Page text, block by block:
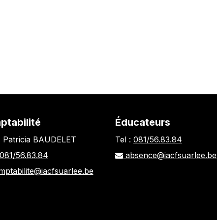
Patricia BAUDELET
081/56.83.84
Éducateurs
Tel : 081/56.83.84
absence@iacfsuarlee.be